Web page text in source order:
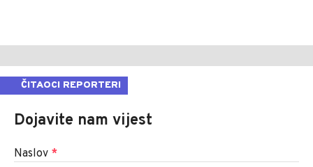
ČITAOCI REPORTERI
Dojavite nam vijest
Naslov *